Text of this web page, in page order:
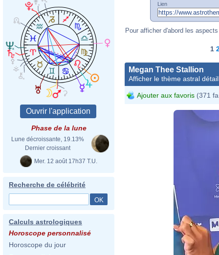
Phase de la lune
Lune décroissante, 19.13%
Dernier croissant
Mer. 12 août 17h37 T.U.
Recherche de célébrité
Calculs astrologiques
Horoscope personnalisé
Horoscope du jour
Lien
Pour afficher d'abord les
1
Megan Thee Stallion
Afficher le thème astral
Ajouter aux favoris (371